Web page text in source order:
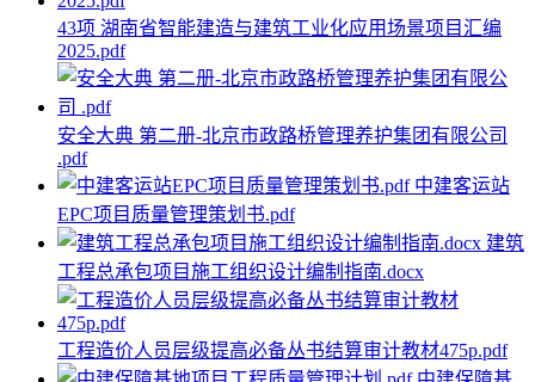
43项 湖南省智能建造与建筑工业化应用场景项目汇编
2025.pdf
安全大典 第二册-北京市政路桥管理养护集团有限公司
.pdf
中建客运站
EPC项目质量管理策划书.pdf
建筑
工程总承包项目施工组织设计编制指南.docx
工程造价人员层级提高必备丛书结算审计教材475p.pdf